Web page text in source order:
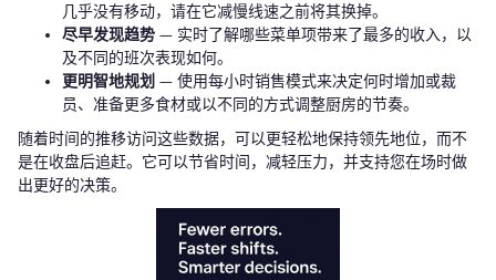
几乎没有移动，请在它减慢线速之前将其换掉。
尽早发现趋势 — 实时了解哪些菜单项带来了最多的收入，以
及不同的班次表现如何。
更明智地规划 — 使用每小时销售模式来决定何时增加或裁
员、准备更多食材或以不同的方式调整厨房的节奏。
随着时间的推移访问这些数据，可以更轻松地保持领先地位，而不
是在收盘后追赶。它可以节省时间，减轻压力，并支持您在场时做
出更好的决策。